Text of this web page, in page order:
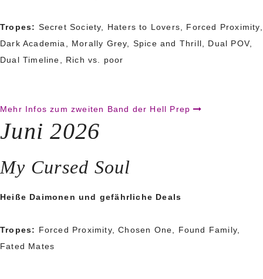
Tropes: Secret Society, Haters to Lovers, Forced Proximity,
Dark Academia, Morally Grey, Spice and Thrill, Dual POV,
Dual Timeline, Rich vs. poor
Mehr Infos zum zweiten Band der Hell Prep
Juni 2026
My Cursed Soul
Heiße Daimonen und gefährliche Deals
Tropes: Forced Proximity, Chosen One, Found Family,
Fated Mates